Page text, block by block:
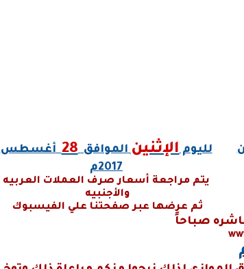
لليومالإثنين الموافق 28 أغسطس
2017م
يتم مراجعة أسعار صرف العملات العربيه
والأجنبيه
ثم عرضها عبر صفحتنا علي الفيسبوك
صباحاً